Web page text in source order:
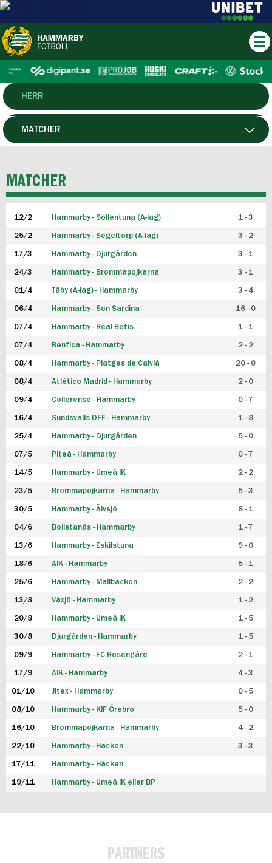
HERR
DAM
P19
F19
FUTSAL HERR
FUTSAL DAM
MATCHER
MATCHER
12/2 Hammarby - Sollentuna (A-lag) 1 - 3
25/2 Hammarby - Segeltorp (A-lag) 3 - 2
17/3 Hammarby - Djurgården 3 - 1
24/3 Hammarby - Brommapojkarna 3 - 1
01/4 Täby (A-lag) - Hammarby 3 - 4
06/4 Hammarby - Son Sardina 16 - 0
07/4 Hammarby - Real Betis 1 - 1
07/4 Benfica - Hammarby 2 - 2
08/4 Hammarby - Platges de Calvià 20 - 0
08/4 Atlético Madrid - Hammarby 2 - 0
09/4 Collerense - Hammarby 0 - 7
16/4 Sundsvalls DFF - Hammarby 1 - 8
25/4 Hammarby - Djurgården 5 - 0
07/5 Piteå - Hammarby 0 - 7
14/5 Hammarby - Umeå IK 2 - 2
23/5 Brommapojkarna - Hammarby 5 - 3
30/5 Hammarby - Älvsjö 8 - 1
04/6 Bollstanäs - Hammarby 1 - 7
13/6 Hammarby - Eskilstuna 9 - 0
18/6 AIK - Hammarby 5 - 1
25/6 Hammarby - Mallbacken 2 - 2
13/8 Växjö - Hammarby 1 - 2
20/8 Hammarby - Umeå IK 1 - 5
30/8 Djurgården - Hammarby 1 - 5
09/9 Hammarby - FC Rosengård 2 - 1
17/9 AIK - Hammarby 4 - 3
01/10 Jitex - Hammarby 0 - 5
08/10 Hammarby - KIF Örebro 5 - 0
16/10 Brommapojkarna - Hammarby 4 - 2
22/10 Hammarby - Häcken 3 - 3
17/11 Hammarby - Häcken
19/11 Hammarby - Umeå IK eller BP
PARTNERS